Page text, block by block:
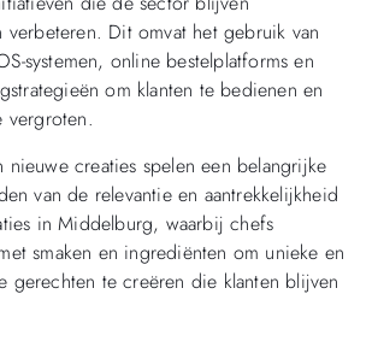
verbeteren. Dit omvat het gebruik van
systemen, online bestelplatforms en
om klanten te bedienen en
vergroten.
nieuwe creaties spelen een belangrijke
van de relevantie en aantrekkelijkheid
in Middelburg, waarbij chefs
smaken en ingrediënten om unieke en
gerechten te creëren die klanten blijven